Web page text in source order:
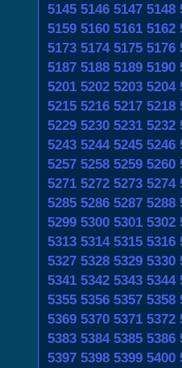
5145 5146 5147 5148
5159 5160 5161 5162
5173 5174 5175 5176
5187 5188 5189 5190
5201 5202 5203 5204
5215 5216 5217 5218
5229 5230 5231 5232
5243 5244 5245 5246
5257 5258 5259 5260
5271 5272 5273 5274
5285 5286 5287 5288
5299 5300 5301 5302
5313 5314 5315 5316
5327 5328 5329 5330
5341 5342 5343 5344
5355 5356 5357 5358
5369 5370 5371 5372
5383 5384 5385 5386
5397 5398 5399 5400